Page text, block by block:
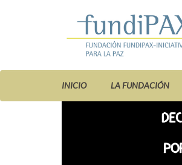
INICIO LA FUNDACIÓN